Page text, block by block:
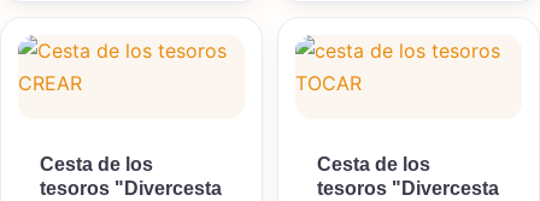
Cesta de los
tesoros "Divercesta
Cesta de los
tesoros "Divercesta